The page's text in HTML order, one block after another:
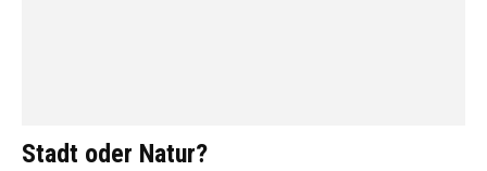
Stadt oder Natur?